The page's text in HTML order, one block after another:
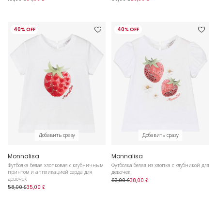
40% OFF
Добавить сразу
Monnalisa
Футболка белая хлопковая с клубничным
принтом и аппликацией серда для
девочек
58,00 £35,00 £
40% OFF
Добавить сразу
Monnalisa
Футболка белая из хлопка с клубникой для
девочек
63,00 £38,00 £